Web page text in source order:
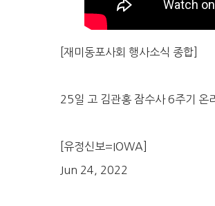
[재미동포사회 행사소식 종합]
25일 고 김관홍 잠수사 6주기 온
[유정신보=IOWA]
Jun 24, 2022